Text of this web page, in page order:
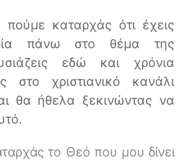
καταρχάς ότι έχεις
πάνω στο θέμα της
εδώ και χρόνια
στο χριστιανικό κανάλι
θα ήθελα ξεκινώντας να
το Θεό που μου δίνει